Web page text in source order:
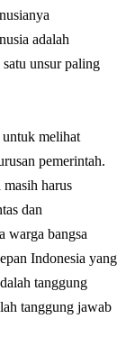
adalah
unsur paling
untuk melihat
pemerintah.
masih harus
dan
warga bangsa
Indonesia yang
tanggung
tanggung jawab